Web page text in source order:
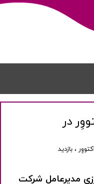
در
،بازدید
مدیرعامل شرکت